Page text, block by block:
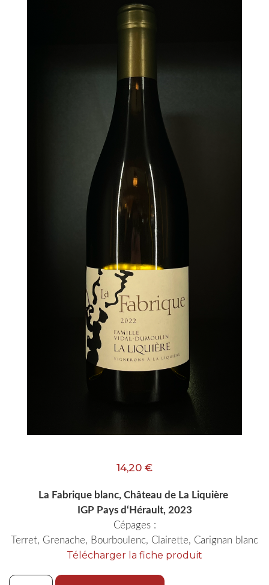
14,20 €
La Fabrique blanc, Château de La Liquière
IGP Pays d‘Hérault, 2023
Cépages :
Terret, Grenache, Bourboulenc, Clairette, Carignan blanc
Télécharger la fiche produit